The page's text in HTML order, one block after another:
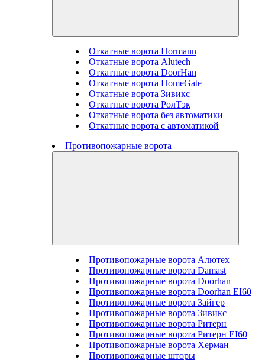
Откатные ворота Hormann
Откатные ворота Alutech
Откатные ворота DoorHan
Откатные ворота HomeGate
Откатные ворота Зивикс
Откатные ворота РолТэк
Откатные ворота без автоматики
Откатные ворота с автоматикой
Противопожарные ворота
Противопожарные ворота Алютех
Противопожарные ворота Damast
Противопожарные ворота Doorhan
Противопожарные ворота Doorhan EI60
Противопожарные ворота Зайгер
Противопожарные ворота Зивикс
Противопожарные ворота Ритерн
Противопожарные ворота Ритерн EI60
Противопожарные ворота Херман
Противопожарные шторы